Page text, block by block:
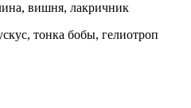
вишня, лакричник
тонка бобы, гелиотроп